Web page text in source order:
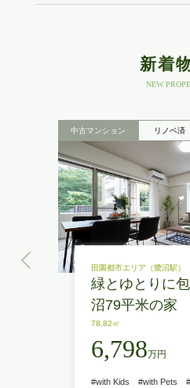
新着
NEW
中古マンション リノベ済
田園都市エリア（鷺沼駅）
緑とゆとりに
沼79平米の家
78.82㎡
6,798万円
#with Kids #with Pets